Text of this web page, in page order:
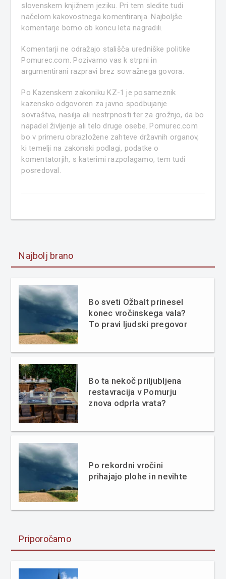
slovenskem knjižnem jeziku. Pri tem sledite tudi
načelom kakovostnega komentiranja. Najboljše
komentarje bomo ob koncu leta nagradili.
Komentarji ne odražajo stališča uredniške politike
Pomurec.com. Pozivamo vas k strpni in
argumentirani razpravi brez sovražnega govora.
Po Kazenskem zakoniku KZ-1 je posameznik
kazensko odgovoren za javno spodbujanje
sovraštva, nasilja ali nestrpnosti ter za grožnjo, da bo
napadel življenje ali telo druge osebe. Pomurec.com
bo v primeru obrazložene zahteve državnih organov,
ki temelji na zakonski podlagi, podatke o
komentatorjih, s katerimi razpolagamo, tem tudi
posredoval.
Najbolj brano
Bo sveti Ožbalt prinesel
konec vročinskega vala?
To pravi ljudski pregovor
Bo ta nekoč priljubljena
restavracija v Pomurju
znova odprla vrata?
Po rekordni vročini
prihajajo plohe in nevihte
Priporočamo